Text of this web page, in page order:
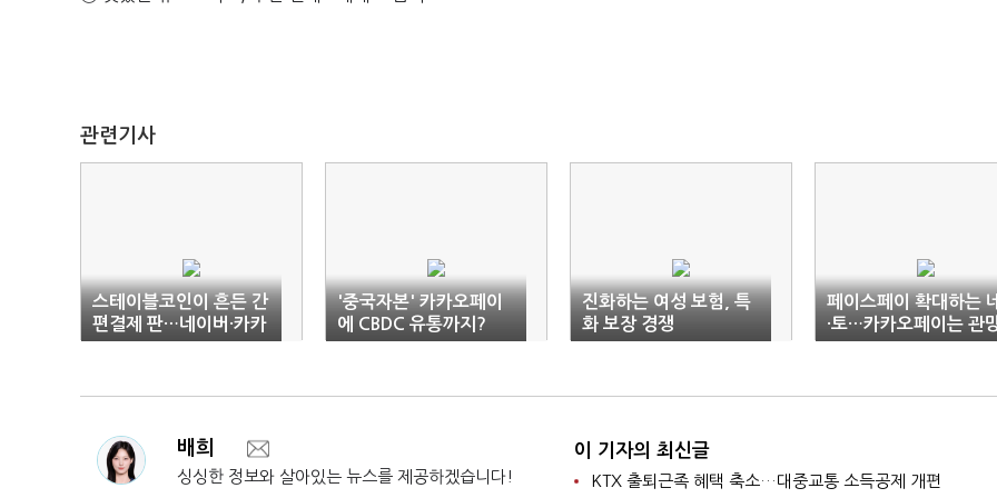
관련기사
스테이블코인이 흔든 간
편결제 판…네이버·카카
오, 선점 경쟁 가속
'중국자본' 카카오페이
에 CBDC 유통까지?
진화하는 여성 보험, 특
화 보장 경쟁
페이스페이 확대하는
·토…카카오페이는 관
배희
싱싱한 정보와 살아있는 뉴스를 제공하겠습니다!
이 기자의 최신글
KTX 출퇴근족 혜택 축소…대중교통 소득공제 개편